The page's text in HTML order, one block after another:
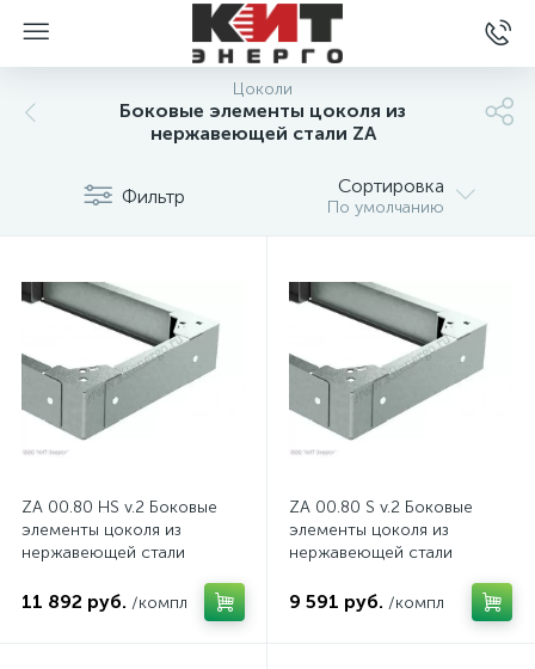
Цоколи
Боковые элементы цоколя из
нержавеющей стали ZA
Фильтр Сортировка
По умолчанию
ZA 00.80 HS v.2 Боковые
элементы цоколя из
нержавеющей стали
11 892 руб. /компл
ZA 00.80 S v.2 Боковые
элементы цоколя из
нержавеющей стали
9 591 руб. /компл